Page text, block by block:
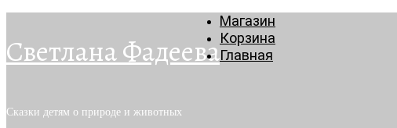
Светлана Фадеева
Сказки детям о природе и животных
Магазин
Корзина
Главная